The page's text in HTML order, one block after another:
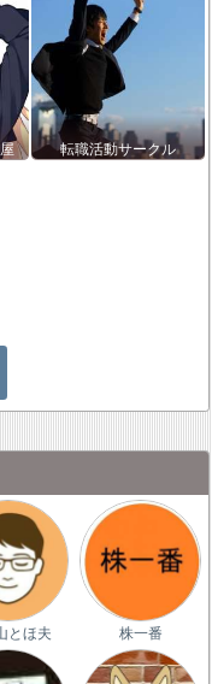
転職活動サークル
とほ夫 株一番